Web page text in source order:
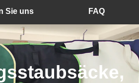
Sie uns FAQ